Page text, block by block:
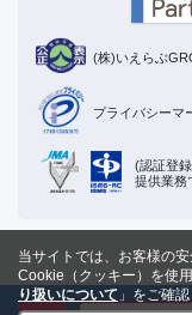
(株)いえらぶ
プライバシーマ
(認証登
提供業務
当サイトでは、お客様の
Cookie（クッキー）を使
り扱いについて 」をご確認